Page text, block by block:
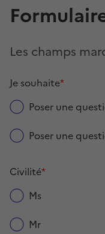
Les champs
Je souhaite*
Poser une
Poser une
Civilité*
Ms
Mr